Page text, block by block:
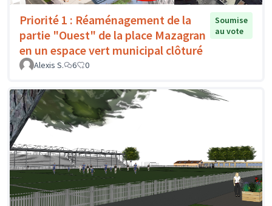
Priorité 1 : Réaménagement de la
partie "Ouest" de la place Mazagran
en un espace vert municipal clôturé
Soumise
au vote
Alexis S. 6 0